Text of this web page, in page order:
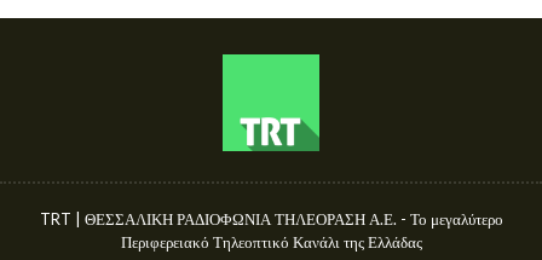
TRT | ΘΕΣΣΑΛΙΚΗ ΡΑΔΙΟΦΩΝΙΑ ΤΗΛΕΟΡΑΣΗ Α.Ε. - Το μεγαλύτερο
Περιφερειακό Τηλεοπτικό Κανάλι της Ελλάδας